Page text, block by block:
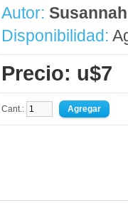
Autor:
Disponibilidad:
Precio: u$7
Cant.: